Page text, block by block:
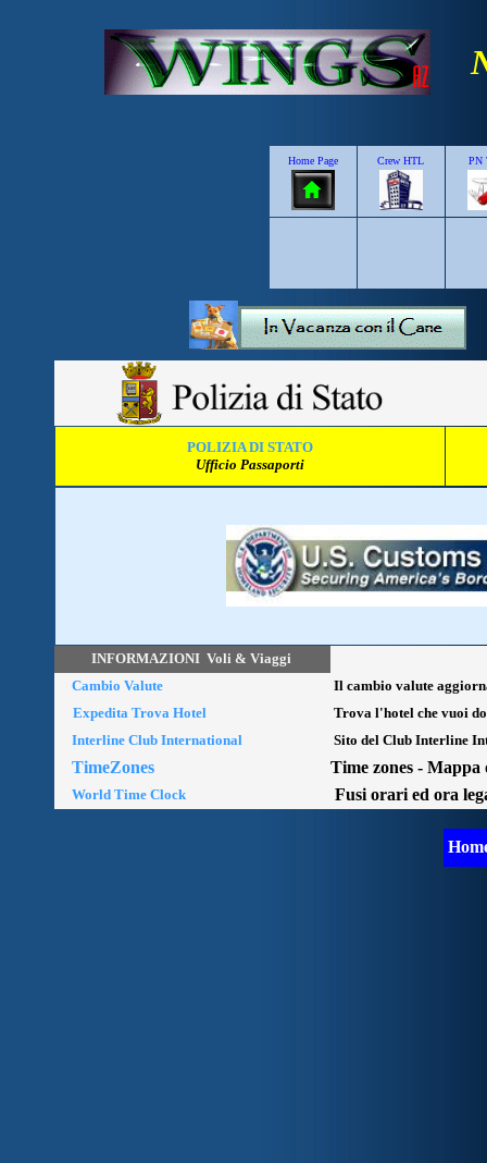
Home Page Crew HTL PN
POLIZIA DI STATO
Ufficio Passaporti
INFORMAZIONI Voli & Viaggi
Cambio Valute
Il cambio valute
Expedita Trova Hotel
Trova l'hotel che vuoi
Interline Club International
Sito del Club Interline
TimeZones Time zones -
World Time Clock Fusi orari ed ora